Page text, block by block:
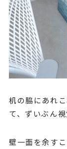
机の脇にあれ
て、ずいぶん
壁一面を余す